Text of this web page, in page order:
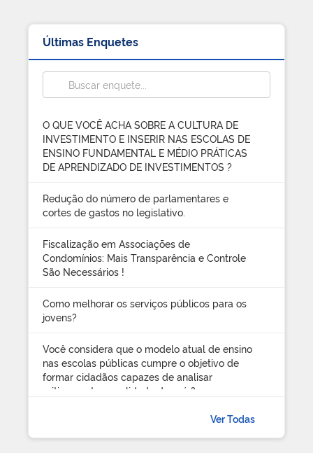
Últimas Enquetes
O QUE VOCÊ ACHA SOBRE A CULTURA DE
INVESTIMENTO E INSERIR NAS ESCOLAS DE
ENSINO FUNDAMENTAL E MÉDIO PRÁTICAS
DE APRENDIZADO DE INVESTIMENTOS ?
Redução do número de parlamentares e
cortes de gastos no legislativo.
Fiscalização em Associações de
Condomínios: Mais Transparência e Controle
São Necessários !
Como melhorar os serviços públicos para os
jovens?
Você considera que o modelo atual de ensino
nas escolas públicas cumpre o objetivo de
formar cidadãos capazes de analisar
criticamente a realidade do país?
A liberação de compra de arma, CRAF e guia
de transito deveriam ser feitos em um único
Ver Todas